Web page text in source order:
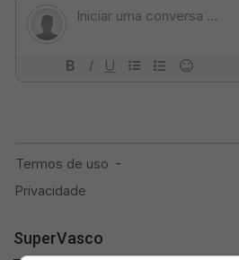
SuperVasco